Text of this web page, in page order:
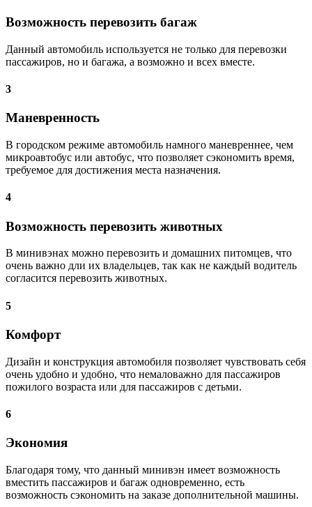
Возможность перевозить багаж
Данный автомобиль используется не только для перевозки
пассажиров, но и багажа, а возможно и всех вместе.
3
Маневренность
В городском режиме автомобиль намного маневреннее, чем
микроавтобус или автобус, что позволяет сэкономить время,
требуемое для достижения места назначения.
4
Возможность перевозить животных
В минивэнах можно перевозить и домашних питомцев, что
очень важно дли их владельцев, так как не каждый водитель
согласится перевозить животных.
5
Комфорт
Дизайн и конструкция автомобиля позволяет чувствовать себя
очень удобно и удобно, что немаловажно для пассажиров
пожилого возраста или для пассажиров с детьми.
6
Экономия
Благодаря тому, что данный минивэн имеет возможность
вместить пассажиров и багаж одновременно, есть
возможность сэкономить на заказе дополнительной машины.